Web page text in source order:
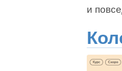
и